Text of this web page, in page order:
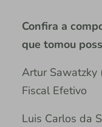
Confira a
que tomou
Artur Sawatzky
Fiscal Efetivo
Luis Carlos da